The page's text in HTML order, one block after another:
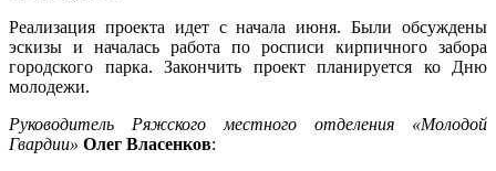
Реализация проекта идет с начала июня. Были обсуждены
эскизы и началась работа по росписи кирпичного забора
городского парка. Закончить проект планируется ко Дню
молодежи.
Руководитель Ряжского местного отделения «Молодой
Гвардии» Олег Власенков: